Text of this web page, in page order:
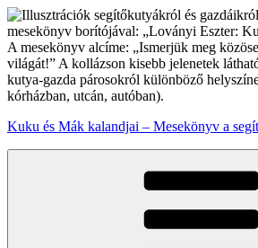
Tartalomhoz
Kuku és Mák kalandjai – Mesekönyv a